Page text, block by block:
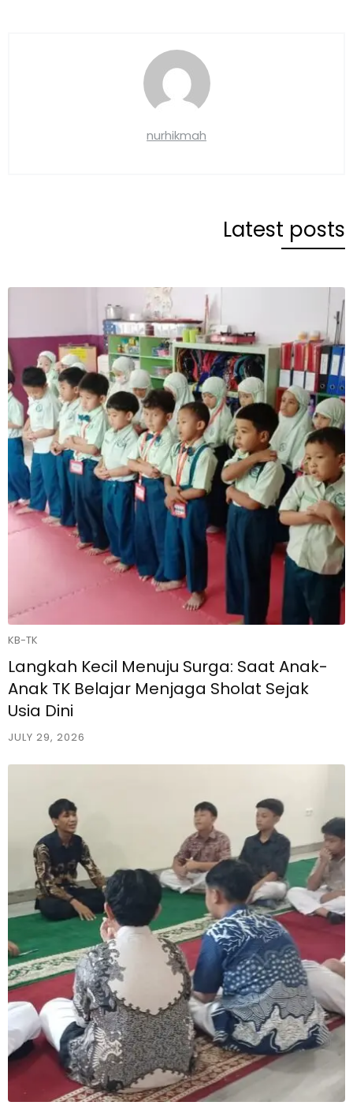
nurhikmah
Latest posts
KB-TK
Langkah Kecil Menuju Surga: Saat Anak-
Anak TK Belajar Menjaga Sholat Sejak
Usia Dini
JULY 29, 2026